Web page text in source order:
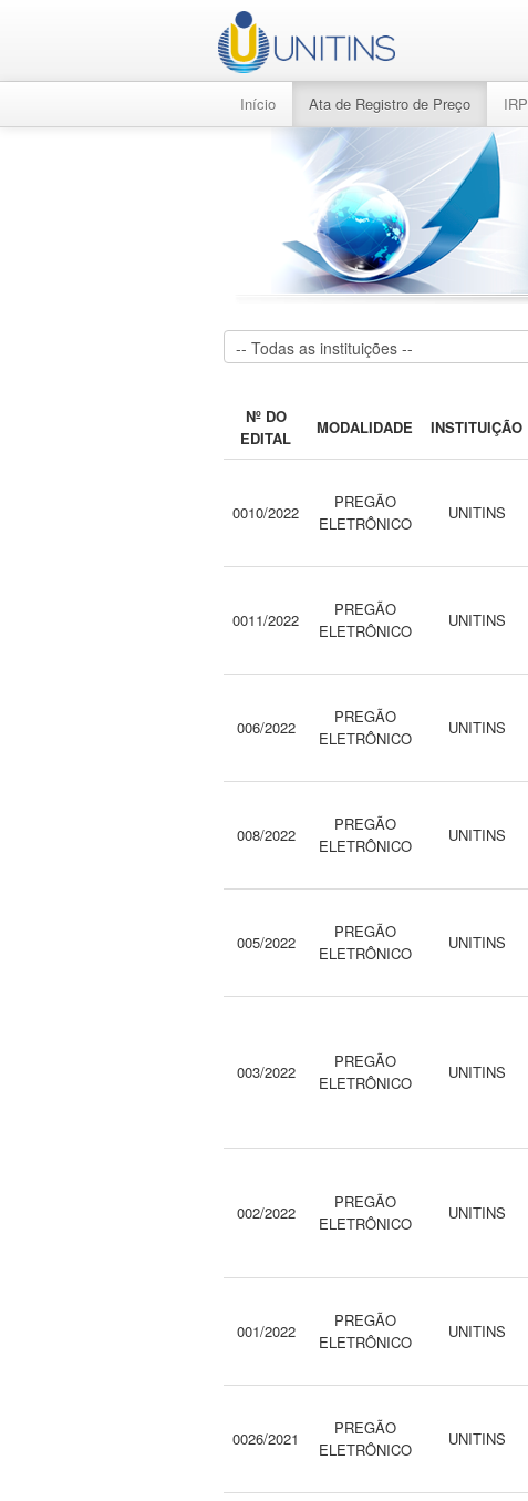
Início Ata de Registro de Preço IRP
Nº DO
EDITAL
MODALIDADE INSTITUIÇÃO
0010/2022
PREGÃO
ELETRÔNICO
UNITINS
0011/2022
PREGÃO
ELETRÔNICO
UNITINS
006/2022
PREGÃO
ELETRÔNICO
UNITINS
008/2022
PREGÃO
ELETRÔNICO
UNITINS
005/2022
PREGÃO
ELETRÔNICO
UNITINS
003/2022
PREGÃO
ELETRÔNICO
UNITINS
002/2022
PREGÃO
ELETRÔNICO
UNITINS
001/2022
PREGÃO
ELETRÔNICO
UNITINS
0026/2021
PREGÃO
ELETRÔNICO
UNITINS